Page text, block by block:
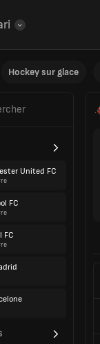
Hockey sur glace
United FC
FC
FC